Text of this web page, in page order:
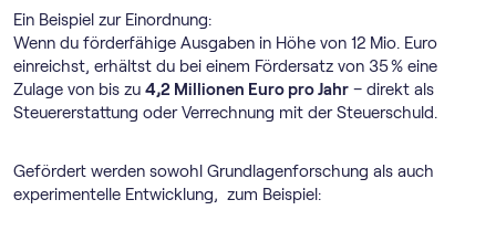
Ein Beispiel zur Einordnung:
Wenn du förderfähige Ausgaben in Höhe von 12 Mio. Euro
einreichst, erhältst du bei einem Fördersatz von 35 % eine
Zulage von bis zu 4,2 Millionen Euro pro Jahr – direkt als
Steuererstattung oder Verrechnung mit der Steuerschuld.
Gefördert werden sowohl Grundlagenforschung als auch
experimentelle Entwicklung, zum Beispiel: